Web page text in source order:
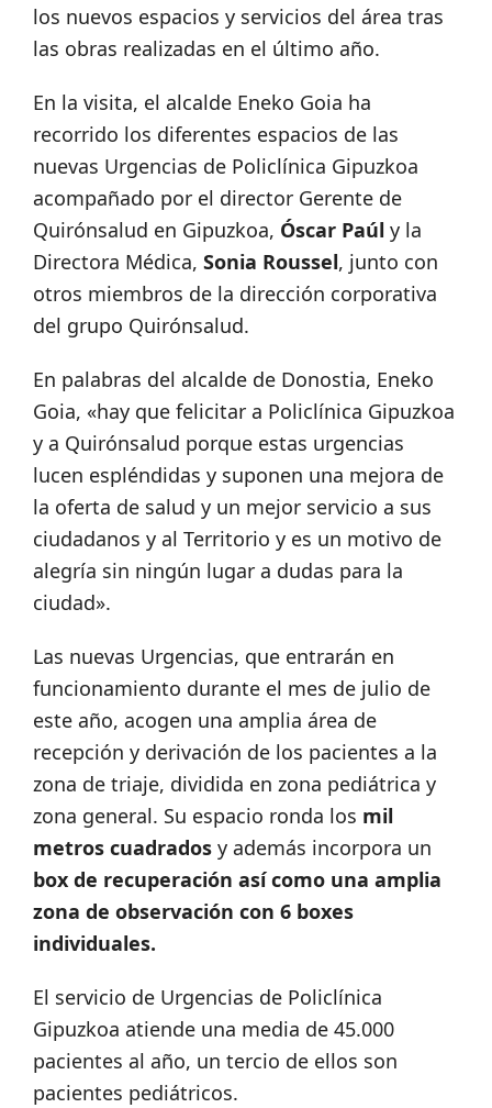
los nuevos espacios y servicios del área tras
las obras realizadas en el último año.
En la visita, el alcalde Eneko Goia ha
recorrido los diferentes espacios de las
nuevas Urgencias de Policlínica Gipuzkoa
acompañado por el director Gerente de
Quirónsalud en Gipuzkoa, Óscar Paúl y la
Directora Médica, Sonia Roussel, junto con
otros miembros de la dirección corporativa
del grupo Quirónsalud.
En palabras del alcalde de Donostia, Eneko
Goia, «hay que felicitar a Policlínica Gipuzkoa
y a Quirónsalud porque estas urgencias
lucen espléndidas y suponen una mejora de
la oferta de salud y un mejor servicio a sus
ciudadanos y al Territorio y es un motivo de
alegría sin ningún lugar a dudas para la
ciudad».
Las nuevas Urgencias, que entrarán en
funcionamiento durante el mes de julio de
este año, acogen una amplia área de
recepción y derivación de los pacientes a la
zona de triaje, dividida en zona pediátrica y
zona general. Su espacio ronda los mil
metros cuadrados y además incorpora un
box de recuperación así como una amplia
zona de observación con 6 boxes
individuales.
El servicio de Urgencias de Policlínica
Gipuzkoa atiende una media de 45.000
pacientes al año, un tercio de ellos son
pacientes pediátricos.